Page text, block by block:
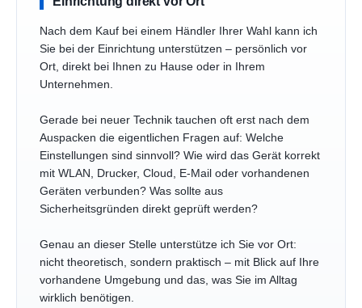
Nach dem Kauf bei einem Händler Ihrer Wahl kann ich
Sie bei der Einrichtung unterstützen – persönlich vor
Ort, direkt bei Ihnen zu Hause oder in Ihrem
Unternehmen.
Gerade bei neuer Technik tauchen oft erst nach dem
Auspacken die eigentlichen Fragen auf: Welche
Einstellungen sind sinnvoll? Wie wird das Gerät korrekt
mit WLAN, Drucker, Cloud, E-Mail oder vorhandenen
Geräten verbunden? Was sollte aus
Sicherheitsgründen direkt geprüft werden?
Genau an dieser Stelle unterstütze ich Sie vor Ort:
nicht theoretisch, sondern praktisch – mit Blick auf Ihre
vorhandene Umgebung und das, was Sie im Alltag
wirklich benötigen.